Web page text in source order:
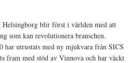
Helsingborg blir först i världen med att
som kan revolutionera branschen.
har utrustats med ny mjukvara från SICS
fram med stöd av Vinnova och har väckt